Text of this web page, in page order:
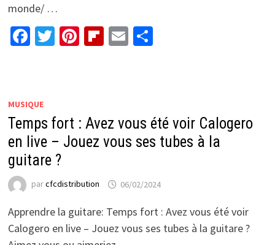
monde/ …
Facebook
Twitter
Pinterest
Flipboard
EmailPartager
MUSIQUE
Temps fort : Avez vous été voir Calogero
en live – Jouez vous ses tubes à la
guitare ?
parcfcdistribution 06/02/2024
Apprendre la guitare: Temps fort : Avez vous été voir
Calogero en live – Jouez vous ses tubes à la guitare ?